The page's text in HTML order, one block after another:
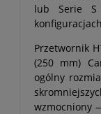
lub Serie S
Przetwornik
(250 mm)
ogólny
wzmocniony